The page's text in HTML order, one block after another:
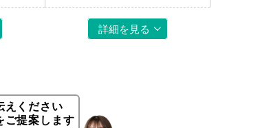
詳細を見る
えください
ご提案します